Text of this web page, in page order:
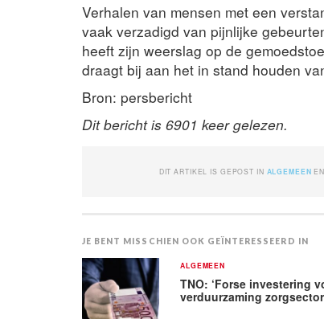
Verhalen van mensen met een
vaak verzadigd van pijnlijke
heeft zijn weerslag op de
draagt bij aan het in stand houden
Bron: persbericht
Dit bericht is 6901 keer gelezen.
DIT ARTIKEL IS GEPOST IN ALGEMEEN
JE BENT MISSCHIEN OOK GEÏNTERESSEERD IN
ALGEMEEN
TNO: ‘Forse investering
verduurzaming